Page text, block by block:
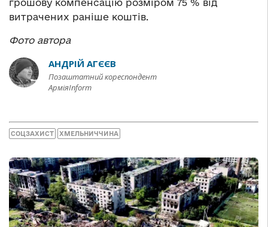
грошову компенсацію розміром 75 % від
витрачених раніше коштів.
Фото автора
АНДРІЙ АГЄЄВ
Позаштатний кореспондент
АрміяInform
СОЦЗАХИСТ ХМЕЛЬНИЧЧИНА